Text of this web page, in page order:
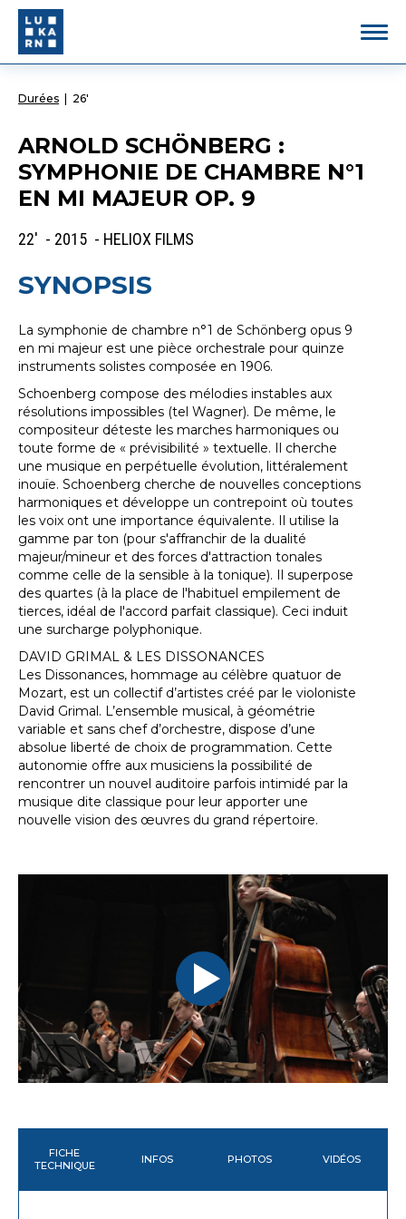
Durées 26'
ARNOLD SCHÖNBERG :
SYMPHONIE DE CHAMBRE N°1
EN MI MAJEUR OP. 9
22' - 2015 - HELIOX FILMS
SYNOPSIS
La symphonie de chambre n°1 de Schönberg opus 9
en mi majeur est une pièce orchestrale pour quinze
instruments solistes composée en 1906.
Schoenberg compose des mélodies instables aux
résolutions impossibles (tel Wagner). De même, le
compositeur déteste les marches harmoniques ou
toute forme de « prévisibilité » textuelle. Il cherche
une musique en perpétuelle évolution, littéralement
inouïe. Schoenberg cherche de nouvelles conceptions
harmoniques et développe un contrepoint où toutes
les voix ont une importance équivalente. Il utilise la
gamme par ton (pour s'affranchir de la dualité
majeur/mineur et des forces d'attraction tonales
comme celle de la sensible à la tonique). Il superpose
des quartes (à la place de l'habituel empilement de
tierces, idéal de l'accord parfait classique). Ceci induit
une surcharge polyphonique.
DAVID GRIMAL & LES DISSONANCES
Les Dissonances, hommage au célèbre quatuor de
Mozart, est un collectif d’artistes créé par le violoniste
David Grimal. L’ensemble musical, à géométrie
variable et sans chef d’orchestre, dispose d’une
absolue liberté de choix de programmation. Cette
autonomie offre aux musiciens la possibilité de
rencontrer un nouvel auditoire parfois intimidé par la
musique dite classique pour leur apporter une
nouvelle vision des œuvres du grand répertoire.
FICHE
TECHNIQUE
INFOS PHOTOS VIDÉOS